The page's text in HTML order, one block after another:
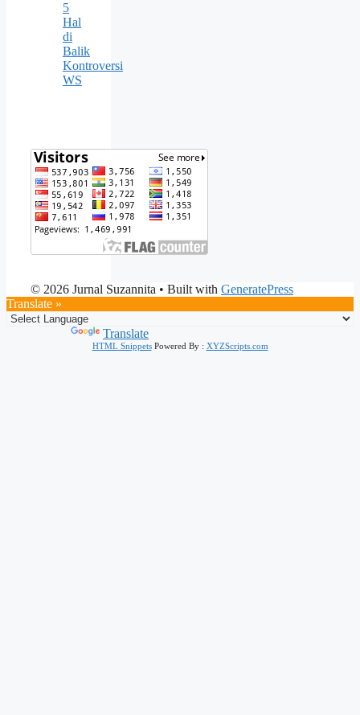
5
Hal
di
Balik
Kontroversi
WS
© 2026 Jurnal Suzannita • Built with GeneratePress
Translate »
Translate
HTML SnippetsPowered By : XYZScripts.com